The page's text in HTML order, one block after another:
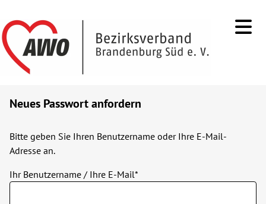
Neues Passwort anfordern
Bitte geben Sie Ihren Benutzername oder Ihre E-Mail-
Adresse an.
Ihr Benutzername / Ihre E-Mail*